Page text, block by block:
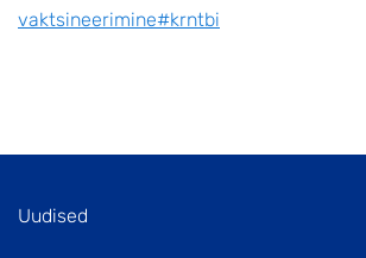
vaktsineerimine#krntbi
Uudised